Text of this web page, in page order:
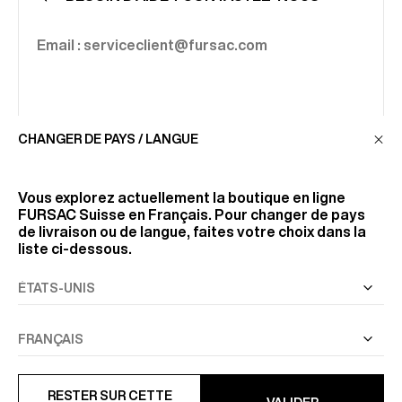
Email : serviceclient@fursac.com
NEWSLETTER
Recevez nos actualités et nos offres en avant-
CHANGER DE PAYS / LANGUE
Vous explorez actuellement la boutique en ligne
FURSAC Suisse en Français. Pour changer de pays
de livraison ou de langue, faites votre choix dans la
liste ci-dessous.
RESTER SUR CETTE